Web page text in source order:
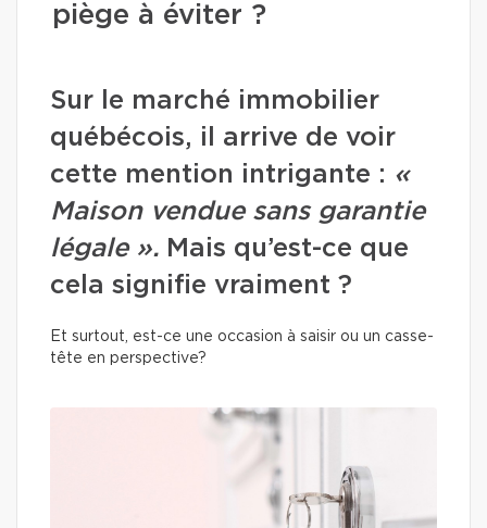
piège à éviter ?
Sur le marché immobilier
québécois, il arrive de voir
cette mention intrigante : «
Maison vendue sans garantie
légale ». Mais qu’est-ce que
cela signifie vraiment ?
Et surtout, est-ce une occasion à saisir ou un casse-
tête en perspective?